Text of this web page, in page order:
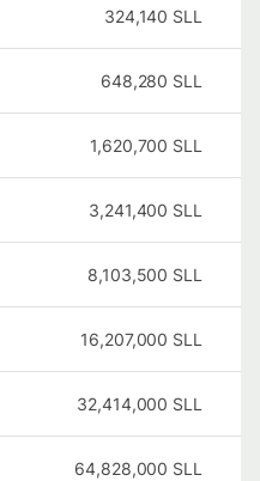
324,140 SLL
648,280 SLL
1,620,700 SLL
3,241,400 SLL
8,103,500 SLL
16,207,000 SLL
32,414,000 SLL
64,828,000 SLL